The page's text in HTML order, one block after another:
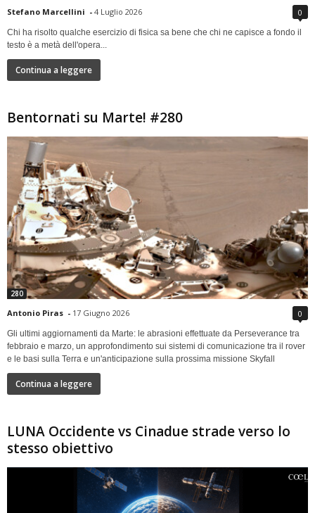
Stefano Marcellini - 4 Luglio 2026 0
Chi ha risolto qualche esercizio di fisica sa bene che chi ne capisce a fondo il
testo è a metà dell'opera...
Continua a leggere
Bentornati su Marte! #280
280
Antonio Piras - 17 Giugno 2026 0
Gli ultimi aggiornamenti da Marte: le abrasioni effettuate da Perseverance tra
febbraio e marzo, un approfondimento sui sistemi di comunicazione tra il rover
e le basi sulla Terra e un'anticipazione sulla prossima missione Skyfall
Continua a leggere
LUNA Occidente vs Cinadue strade verso lo
stesso obiettivo